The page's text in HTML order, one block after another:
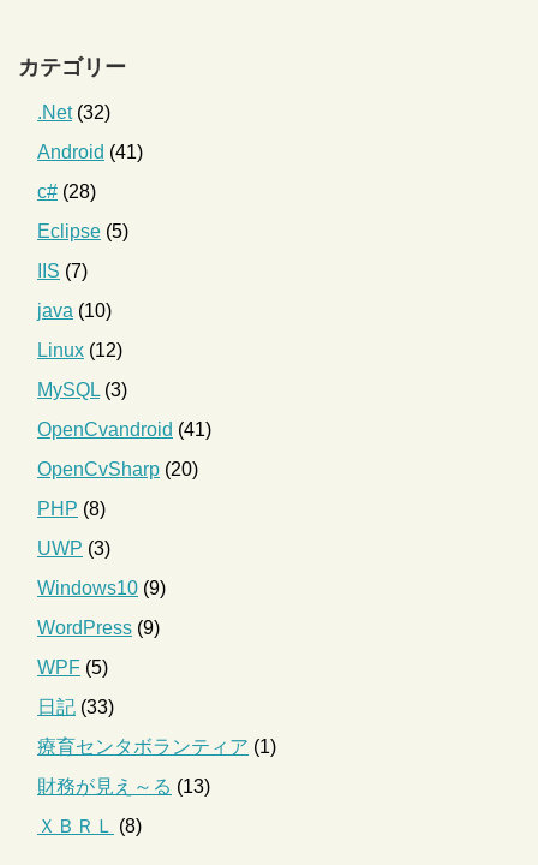
カテゴリー
.Net(32)
Android (41)
c# (28)
Eclipse (5)
IIS (7)
java (10)
Linux (12)
MySQL (3)
OpenCvandroid (41)
OpenCvSharp (20)
PHP (8)
UWP (3)
Windows10 (9)
WordPress (9)
WPF (5)
日記 (33)
療育センタボランティア (1)
財務が見え～る (13)
ＸＢＲＬ (8)